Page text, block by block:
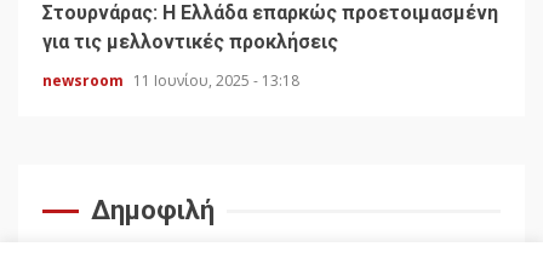
Στουρνάρας: Η Ελλάδα επαρκώς προετοιμασμένη
για τις μελλοντικές προκλήσεις
newsroom 11 Ιουνίου, 2025 - 13:18
Δημοφιλή